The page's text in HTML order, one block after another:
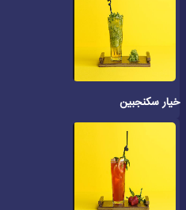
خیار سکنجبین